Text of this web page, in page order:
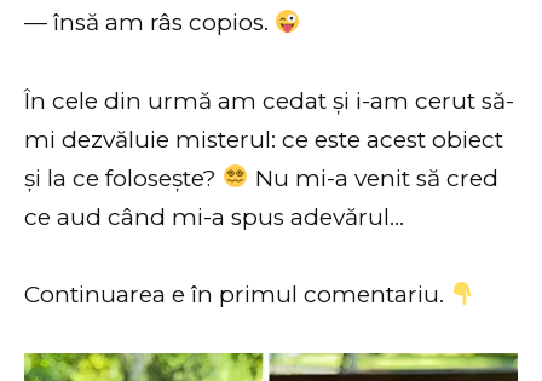
— însă am râs copios.
În cele din urmă am cedat și i-am cerut să-
mi dezvăluie misterul: ce este acest obiect
și la ce folosește?
Nu mi-a venit să cred
ce aud când mi-a spus adevărul…
Continuarea e în primul comentariu.